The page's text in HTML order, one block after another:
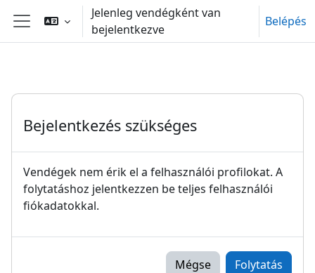
Tovább a fő tartalomhoz
Oldalpanel
Jelenleg vendégként van
bejelentkezve
Belépés
Bejelentkezés szükséges
Vendégek nem érik el a felhasználói profilokat. A
folytatáshoz jelentkezzen be teljes felhasználói
fiókadatokkal.
Mégse Folytatás